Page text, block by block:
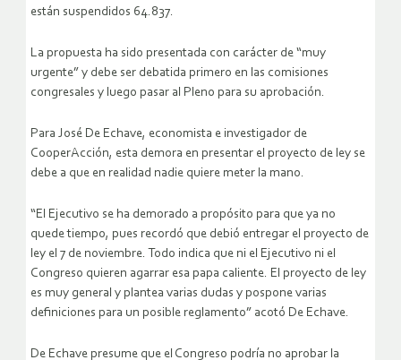
están suspendidos 64.837.
La propuesta ha sido presentada con carácter de “muy
urgente” y debe ser debatida primero en las comisiones
congresales y luego pasar al Pleno para su aprobación.
Para José De Echave, economista e investigador de
CooperAcción, esta demora en presentar el proyecto de ley se
debe a que en realidad nadie quiere meter la mano.
“El Ejecutivo se ha demorado a propósito para que ya no
quede tiempo, pues recordó que debió entregar el proyecto de
ley el 7 de noviembre. Todo indica que ni el Ejecutivo ni el
Congreso quieren agarrar esa papa caliente. El proyecto de ley
es muy general y plantea varias dudas y pospone varias
definiciones para un posible reglamento” acotó De Echave.
De Echave presume que el Congreso podría no aprobar la